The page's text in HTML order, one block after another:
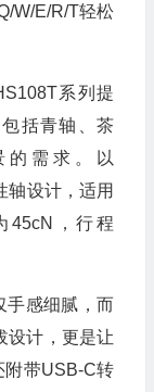
W/E/R/T轻松
系列提
括青轴、茶
的需求。以
轴设计，适用
45cN，行程
手感细腻，而
设计，更是让
附带USB-C转